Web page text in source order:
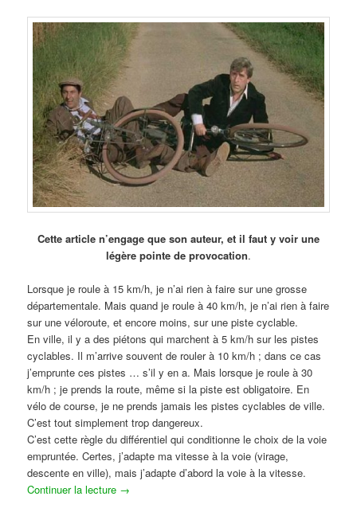
Cette article n’engage que son auteur, et il faut y voir une
légère pointe de provocation.
Lorsque je roule à 15 km/h, je n’ai rien à faire sur une grosse
départementale. Mais quand je roule à 40 km/h, je n’ai rien à faire
sur une véloroute, et encore moins, sur une piste cyclable.
En ville, il y a des piétons qui marchent à 5 km/h sur les pistes
cyclables. Il m’arrive souvent de rouler à 10 km/h ; dans ce cas
j’emprunte ces pistes … s’il y en a. Mais lorsque je roule à 30
km/h ; je prends la route, même si la piste est obligatoire. En
vélo de course, je ne prends jamais les pistes cyclables de ville.
C’est tout simplement trop dangereux.
C’est cette règle du différentiel qui conditionne le choix de la voie
empruntée. Certes, j’adapte ma vitesse à la voie (virage,
descente en ville), mais j’adapte d’abord la voie à la vitesse.
Continuer la lecture →